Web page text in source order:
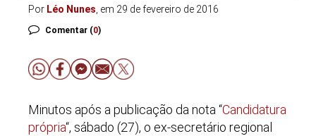
Por Léo Nunes , em 29 de fevereiro de 2016
Comentar (0)
Minutos após a publicação da nota “Candidatura
própria“, sábado (27), o ex-secretário regional